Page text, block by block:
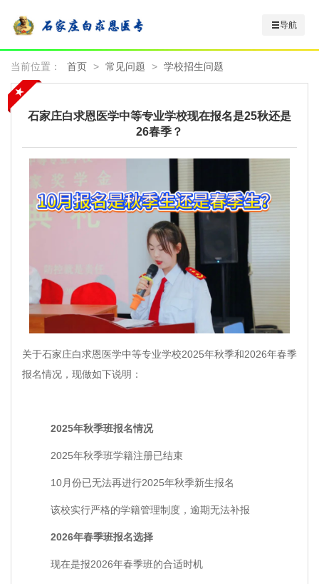
导航
当前位置： 首页 > 常见问题 > 学校招生问题
石家庄白求恩医学中等专业学校现在报名是25秋还是
26春季？
关于石家庄白求恩医学中等专业学校2025年秋季和2026年春季
报名情况，现做如下说明：
2025年秋季班报名情况
2025年秋季班学籍注册已结束
10月份已无法再进行2025年秋季新生报名
该校实行严格的学籍管理制度，逾期无法补报
2026年春季班报名选择
现在是报2026年春季班的合适时机